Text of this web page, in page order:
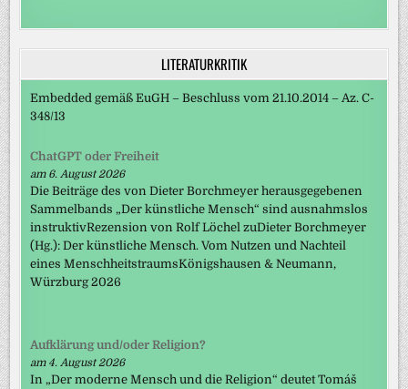
LITERATURKRITIK
Embedded gemäß EuGH – Beschluss vom 21.10.2014 – Az. C-
348/13
ChatGPT oder Freiheit
am 6. August 2026
Die Beiträge des von Dieter Borchmeyer herausgegebenen
Sammelbands „Der künstliche Mensch“ sind ausnahmslos
instruktivRezension von Rolf Löchel zuDieter Borchmeyer
(Hg.): Der künstliche Mensch. Vom Nutzen und Nachteil
eines MenschheitstraumsKönigshausen & Neumann,
Würzburg 2026
Aufklärung und/oder Religion?
am 4. August 2026
In „Der moderne Mensch und die Religion“ deutet Tomáš